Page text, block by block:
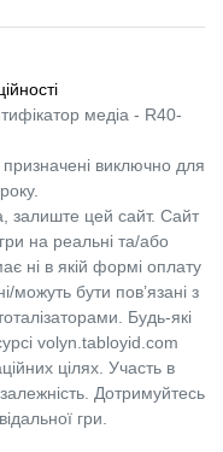
медіа - R40-
виключно для
залиште цей сайт. Сайт
на реальні та/або
ні в якій формі оплату
можуть бути пов’язані з
Будь-які
volyn.tabloyid.com
цілях. Участь в
Дотримуйтесь
гри.